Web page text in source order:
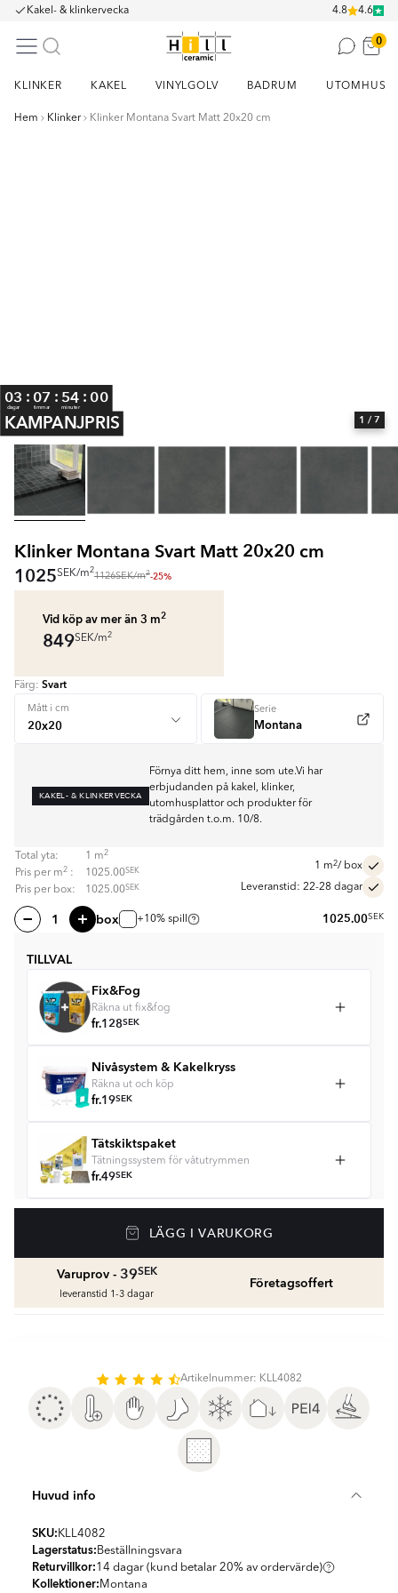
Kakel- & klinkervecka 4.8 4.6
0
KLINKER KAKEL VINYLGOLV BADRUM UTOMHUS
Hem Klinker Klinker Montana Svart Matt 20x20 cm
03
dagar
: 07
timmar
: 53
minuter
: 59
KAMPANJPRIS 1 / 7
Klinker Montana Svart Matt 20x20 cm
1025SEK/m2
1126SEK/m2-25%
Vid köp av mer än 3 m2
849SEK/m2
Färg: Svart
Mått i cm Serie
Montana
KAKEL- & KLINKERVECKA
Förnya ditt hem, inne som ute.Vi har
erbjudanden på kakel, klinker,
utomhusplattor och produkter för
trädgården t.o.m. 10/8.
Total yta: 1 m 2
Pris per m 2 : 1025.00SEK
Pris per box: 1025.00SEK
1 m2/ box
Leveranstid: 22-28 dagar
box +10% spill 1025.00SEK
TILLVAL
Fix&Fog
Räkna ut fix&fog
fr.128SEK
Nivåsystem & Kakelkryss
Räkna ut och köp
fr.19SEK
Tätskiktspaket
Tätningssystem för våtutrymmen
fr.49SEK
Golvvärmepaket med termostat
Våtrumssilikon
Rengöring & Underhåll
fr. SEK
LÄGG I VARUKORG
Varuprov - 39SEK
leveranstid 1-3 dagar
Företagsoffert
Artikelnummer: KLL4082
Huvud info
SKU: KLL4082
Lagerstatus: Beställningsvara
Returvillkor:14 dagar (kund betalar 20% av ordervärde)
Kollektioner: Montana